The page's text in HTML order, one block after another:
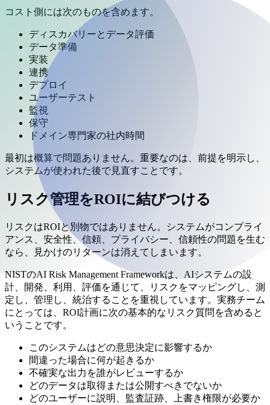
コスト側には次のものを含めます。
ディスカバリーとデータ評価
データ準備
実装
連携
デプロイ
ユーザーテスト
監視
保守
ドメイン専門家の社内時間
最初は概算で問題ありません。重要なのは、前提を明示し、
システムが使われた後で見直すことです。
リスク管理をROIに結びつける
リスクはROIと別物ではありません。システムがコンプライ
アンス、安全性、信頼、プライバシー、信頼性の問題を生む
なら、見かけのリターンは消えてしまいます。
NISTのAI Risk Management Frameworkは、AIシステムの設
計、開発、利用、評価を通じて、リスクをマッピングし、測
定し、管理し、統治することを重視しています。実務チーム
にとっては、ROI計画に次の基本的なリスク質問を含めると
いうことです。
このシステムはどの意思決定に影響するか
間違った場合に何が起きるか
不確実な出力を誰がレビューするか
どのデータは取得または公開すべきでないか
どのユーザーに説明、監査証跡、上書き権限が必要か